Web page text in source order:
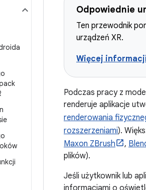
Odpowiednie
Ten przewodnik
urządzeń XR.
Więcej
Podczas pracy z
renderuje aplikacje
renderowania
rozszerzeniami).
Maxon ZBrush
,
plików).
Jeśli użytkownik lub
informacjami o